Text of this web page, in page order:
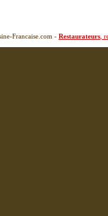
Francaise.com - Restaurateurs ,